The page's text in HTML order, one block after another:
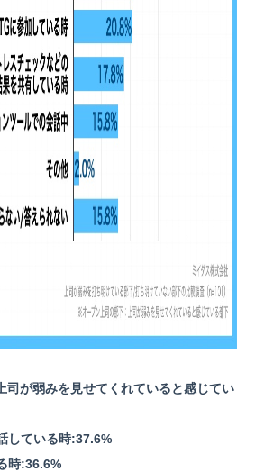
司が弱みを見せてくれていると感じてい
している時:37.6%
時:36.6%